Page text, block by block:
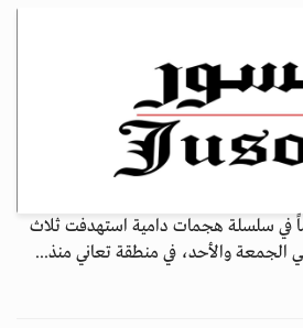
يقل عن 30 شخصاً في سلسلة هجمات دامية استهدفت ثلاث
الجمعة والأحد، في منطقة تعاني منذ...